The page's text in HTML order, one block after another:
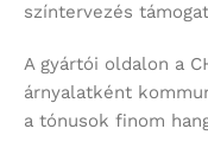
színtervezés
A gyártói oldalon a
árnyalatként
a tónusok finom